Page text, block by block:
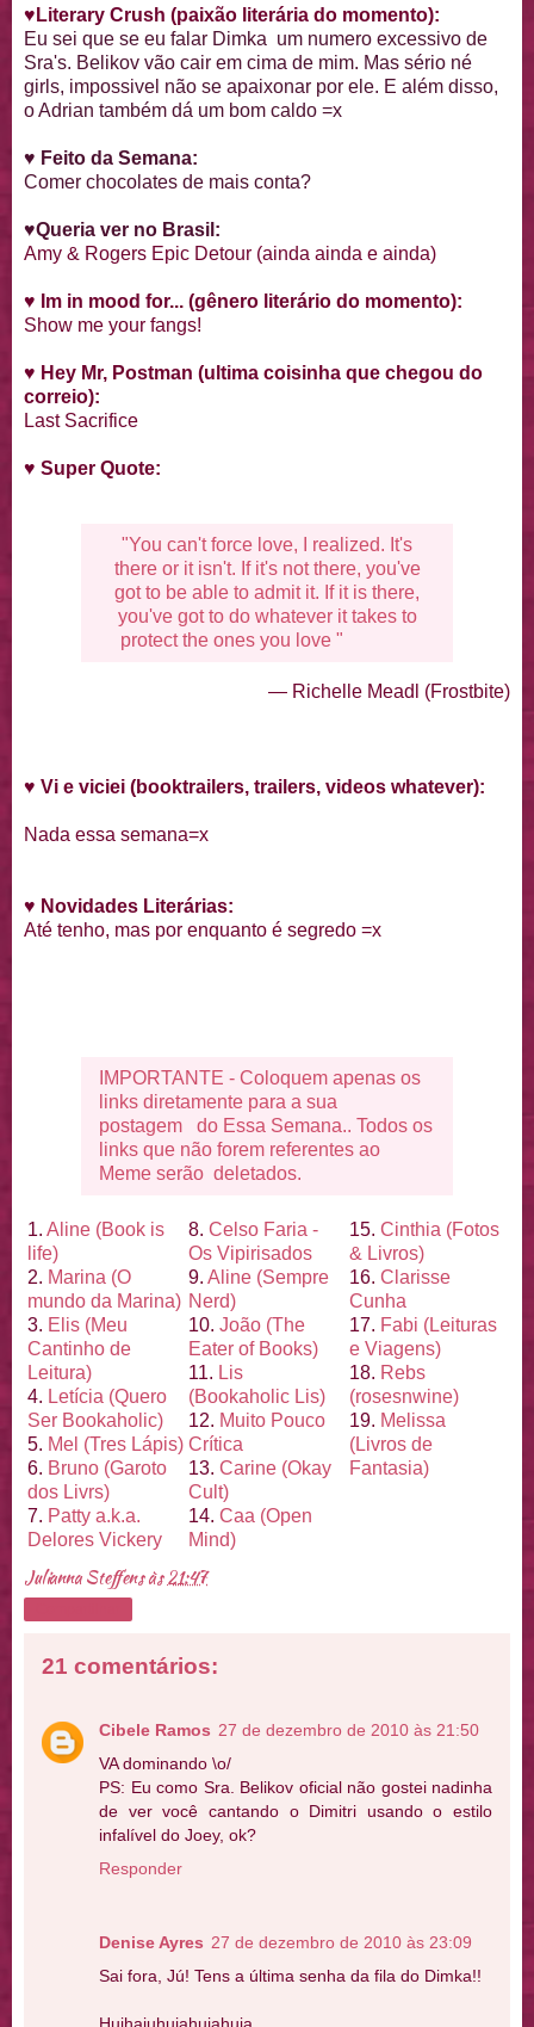
♥ Literary Crush (paixão literária do momento):
Eu sei que se eu falar Dimka um numero excessivo de
Sra's. Belikov vão cair em cima de mim. Mas sério né
girls, impossivel não se apaixonar por ele. E além disso,
o Adrian também dá um bom caldo =x
♥ Feito da Semana:
Comer chocolates de mais conta?
♥Queria ver no Brasil:
Amy & Rogers Epic Detour (ainda ainda e ainda)
♥ Im in mood for... (gênero literário do momento):
Show me your fangs!
♥ Hey Mr, Postman (ultima coisinha que chegou do
correio):
Last Sacrifice
♥ Super Quote:
"You can't force love, I realized. It's
there or it isn't. If it's not there, you've
got to be able to admit it. If it is there,
you've got to do whatever it takes to
protect the ones you love "
— Richelle Meadl (Frostbite)
♥ Vi e viciei (booktrailers, trailers, videos whatever):
Nada essa semana=x
♥ Novidades Literárias:
Até tenho, mas por enquanto é segredo =x
IMPORTANTE - Coloquem apenas os
links diretamente para a sua
postagem do Essa Semana.. Todos os
links que não forem referentes ao
Meme serão deletados.
1. Aline (Book is
life)
2. Marina (O
mundo da Marina)
3. Elis (Meu
Cantinho de
Leitura)
4. Letícia (Quero
Ser Bookaholic)
5. Mel (Tres Lápis)
6. Bruno (Garoto
dos Livrs)
7. Patty a.k.a.
Delores Vickery
8. Celso Faria -
Os Vipirisados
9. Aline (Sempre
Nerd)
10. João (The
Eater of Books)
11. Lis
(Bookaholic Lis)
12. Muito Pouco
Crítica
13. Carine (Okay
Cult)
14. Caa (Open
Mind)
15. Cinthia (Fotos
& Livros)
16. Clarisse
Cunha
17. Fabi (Leituras
e Viagens)
18. Rebs
(rosesnwine)
19. Melissa
(Livros de
Fantasia)
Julianna Steffensàs21:47
21 comentários:
Cibele Ramos 27 de dezembro de 2010 às 21:50
VA dominando \o/
PS: Eu como Sra. Belikov oficial não gostei nadinha
de ver você cantando o Dimitri usando o estilo
infalível do Joey, ok?
Responder
Denise Ayres 27 de dezembro de 2010 às 23:09
Sai fora, Jú! Tens a última senha da fila do Dimka!!